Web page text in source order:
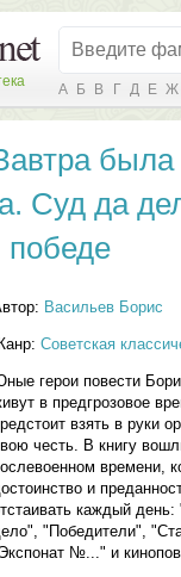
А Б В Г Д Е Ж
была
Суд да
победе
Васильев Борис
Советская
герои повести
в предгрозовое
взять в руки
честь. В книгу
времени,
и
каждый
"Победители",
№..." и